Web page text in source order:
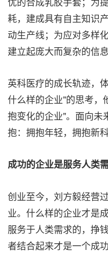
耗，建成具有自主知识
动生产线；为应对多样
建立起庞大而复杂的信
英科医疗的成长轨迹，
什么样的企业"的思考，
抱变化的企业"。面向未
抱：拥抱年轻，拥抱新
成功的企业是服务人类
创业至今，刘方毅经营
业。什么样的企业才是
服务于人类需求的，挣
者结合起来才是一个成功